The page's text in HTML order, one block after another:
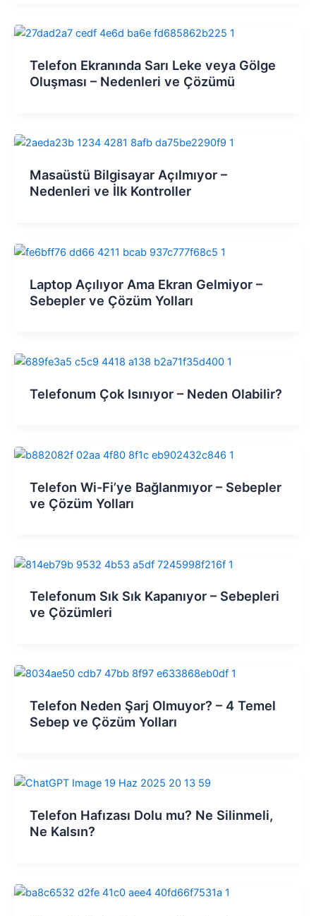
Telefon Ekranında Sarı Leke veya Gölge
Oluşması – Nedenleri ve Çözümü
Masaüstü Bilgisayar Açılmıyor –
Nedenleri ve İlk Kontroller
Laptop Açılıyor Ama Ekran Gelmiyor –
Sebepler ve Çözüm Yolları
Telefonum Çok Isınıyor – Neden Olabilir?
Telefon Wi-Fi’ye Bağlanmıyor – Sebepler
ve Çözüm Yolları
Telefonum Sık Sık Kapanıyor – Sebepleri
ve Çözümleri
Telefon Neden Şarj Olmuyor? – 4 Temel
Sebep ve Çözüm Yolları
Telefon Hafızası Dolu mu? Ne Silinmeli,
Ne Kalsın?